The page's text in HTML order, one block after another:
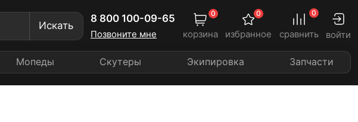
Искать
8 800 100-09-65
Позвоните мне корзина
0
избранное
0
сравнить
0
войти
Мопеды Скутеры Экипировка Запчасти